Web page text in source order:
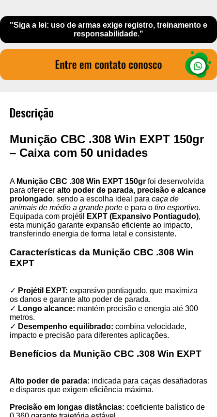
"Siga a lei: uso de armas exige registro, treinamento e
responsabilidade."
Descrição
Munição CBC .308 Win EXPT 150gr
– Caixa com 50 unidades
A Munição CBC .308 Win EXPT 150gr foi desenvolvida
para oferecer alto poder de parada, precisão e alcance
prolongado, sendo a escolha ideal para caça de
animais de médio a grande porte e para o tiro esportivo.
Equipada com projétil
EXPT (Expansivo Pontiagudo),
esta munição garante expansão eficiente ao impacto,
transferindo energia de forma letal e consistente.
Características da Munição CBC .308 Win
EXPT
✓ Projétil EXPT: expansivo pontiagudo, que maximiza
os danos e garante alto poder de parada.
✓ Longo alcance: mantém precisão e energia até 300
metros.
✓ Desempenho equilibrado: combina velocidade,
impacto e precisão para diferentes aplicações.
Benefícios da Munição CBC .308 Win EXPT
Alto poder de parada: indicada para caças desafiadoras
e disparos que exigem eficiência máxima.
Precisão em longas distâncias: coeficiente balístico de